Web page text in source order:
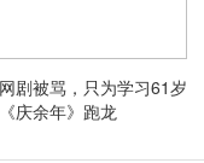
剧被骂，只为学习61岁
庆余年》跑龙